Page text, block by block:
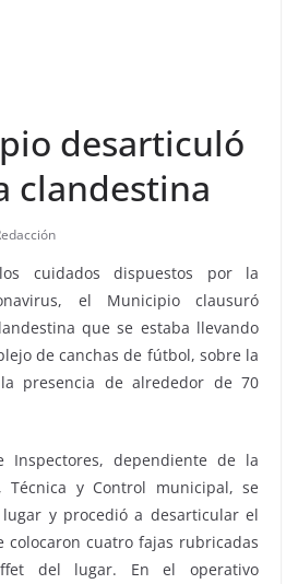
desarticuló
clandestina
cuidados dispuestos por la
el Municipio clausuró
que se estaba llevando
de canchas de fútbol, sobre la
presencia de alrededor de 70
Inspectores, dependiente de la
Técnica y Control municipal, se
y procedió a desarticular el
colocaron cuatro fajas rubricadas
del lugar. En el operativo